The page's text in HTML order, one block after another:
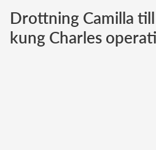
Norska
Danska
Drottning Camilla
kung Charles